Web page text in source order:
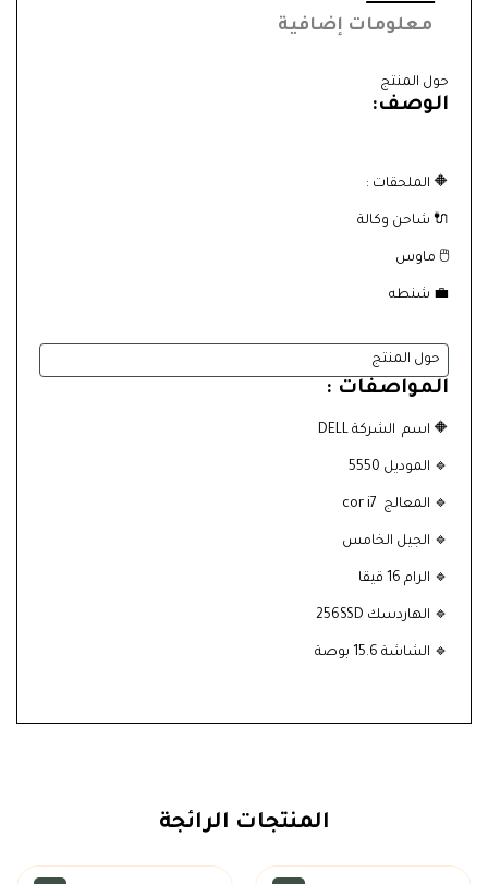
معلومات إضافية
حول المنتج
الوصف:
🔶 الملحقات :
🔌 شاحن وكالة
🖱️ ماوس
💼 شنطه
حول المنتج
المواصفات :
🔶 اسم الشركة DELL
🔹 الموديل 5550
🔹 المعالج cor i7
🔹 الجيل الخامس
🔹 الرام 16 قيقا
🔹 الهاردسك 256SSD
🔹 الشاشة 15.6 بوصة
المنتجات الرائجة